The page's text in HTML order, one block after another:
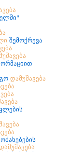
შემოქრევა
დამუშავება